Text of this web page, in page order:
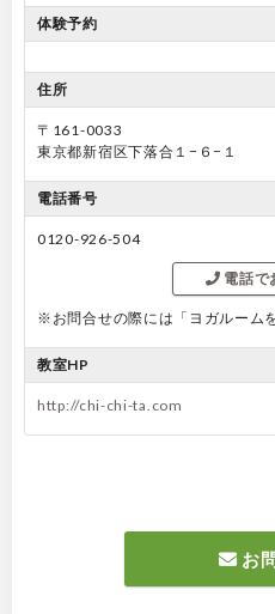
体験予約
住所
〒161-0033
東京都新宿区下落合１−６−１
電話番号
0120-926-504
電話で
※お問合せの際には「ヨガルーム
教室HP
http://chi-chi-ta.com
お